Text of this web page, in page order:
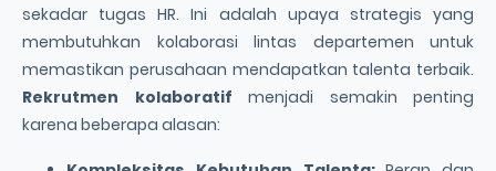
sekadar tugas HR. Ini adalah upaya strategis yang
membutuhkan kolaborasi lintas departemen untuk
memastikan perusahaan mendapatkan talenta terbaik.
Rekrutmen kolaboratif menjadi semakin penting
karena beberapa alasan: